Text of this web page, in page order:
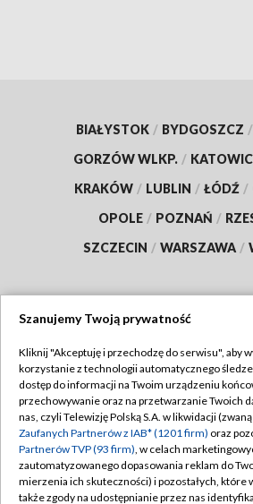
BIAŁYSTOK / BYDGOSZCZ /
GORZÓW WLKP. /
KRAKÓW / LUBLIN / ŁÓDŹ /
OPOLE / POZNAŃ /
SZCZECIN / WARSZAWA /
TVP
Abonament TVP
Emisja w TVP
Centrum informacji TVP
Naziemna Telewizja Cyfrowa
Regulamin TVP
Polityka
Moje zgody
Pomoc
Szanujemy Twoją prywatność
Kliknij "Akceptuję i przechodzę do serwisu", aby
korzystanie z technologii automatycznego
dostęp do informacji na Twoim urządzeniu
przechowywanie oraz na przetwarzanie Twoich
nas, czyli Telewizję Polską S.A. w likwidacji
Zaufanych Partnerów z IAB* (1201 firm) oraz
Partnerów TVP (93 firm), w celach
zautomatyzowanego dopasowania reklam do
mierzenia ich skuteczności) i pozostałych, które
także zgody na udostępnianie przez nas